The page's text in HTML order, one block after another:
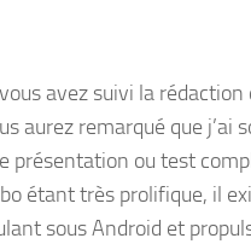
avez suivi la rédaction
aurez remarqué que j’ai
présentation ou test
étant très prolifique, il
sous Android et